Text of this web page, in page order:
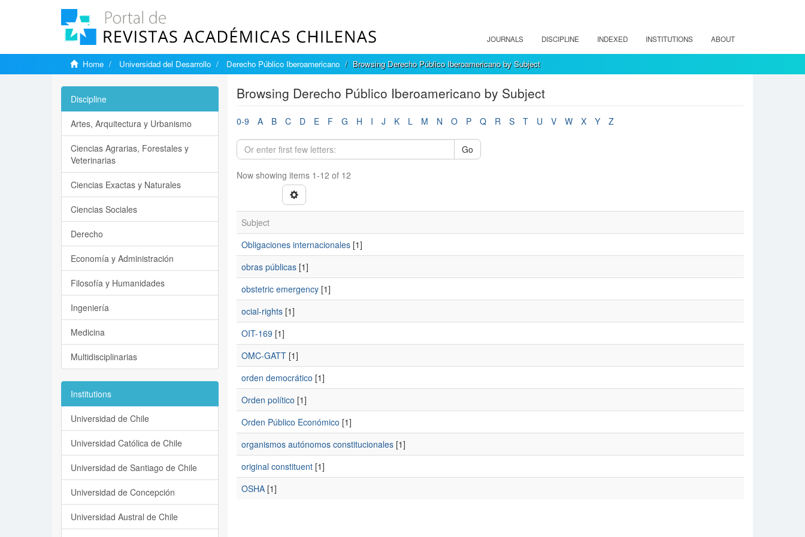
JOURNALS DISCIPLINE INDEXED INSTITUTIONS ABOUT
Home Universidad del Desarrollo Derecho Público Iberoamericano Browsing Derecho Público Iberoamericano by Subject
Browsing Derecho Público Iberoamericano by Subject
0-9 A B C D E F G H I J K L M N O P Q R S T U V W X Y Z
Go
Now showing items 1-12 of 12
Subject
Obligaciones internacionales[1]
obras públicas[1]
obstetric emergency[1]
ocial-rights[1]
OIT-169 [1]
OMC-GATT[1]
orden democrático [1]
Orden político [1]
Orden Público Económico [1]
organismos autónomos constitucionales[1]
original constituent[1]
OSHA[1]
Discipline
Artes, Arquitectura y Urbanismo
Ciencias Agrarias, Forestales y
Veterinarias
Ciencias Exactas y Naturales
Ciencias Sociales
Derecho
Economía y Administración
Filosofía y Humanidades
Ingeniería
Medicina
Multidisciplinarias
Institutions
Universidad de Chile
Universidad Católica de Chile
Universidad de Santiago de Chile
Universidad de Concepción
Universidad Austral de Chile